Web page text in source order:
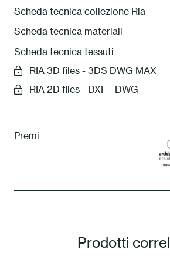
Scheda tecnica collezione Ria
Scheda tecnica materiali
Scheda tecnica tessuti
RIA 3D files - 3DS DWG MAX
RIA 2D files - DXF - DWG
Premi
Prodotti